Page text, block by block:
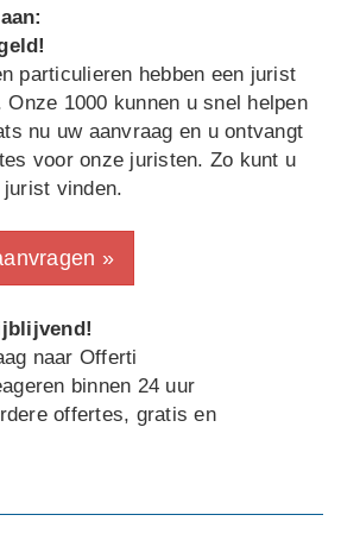
particulieren hebben een jurist
1000 kunnen u snel helpen
nu uw aanvraag en u ontvangt
voor onze juristen. Zo kunt u
vinden.
»
naar Offerti
binnen 24 uur
offertes, gratis en